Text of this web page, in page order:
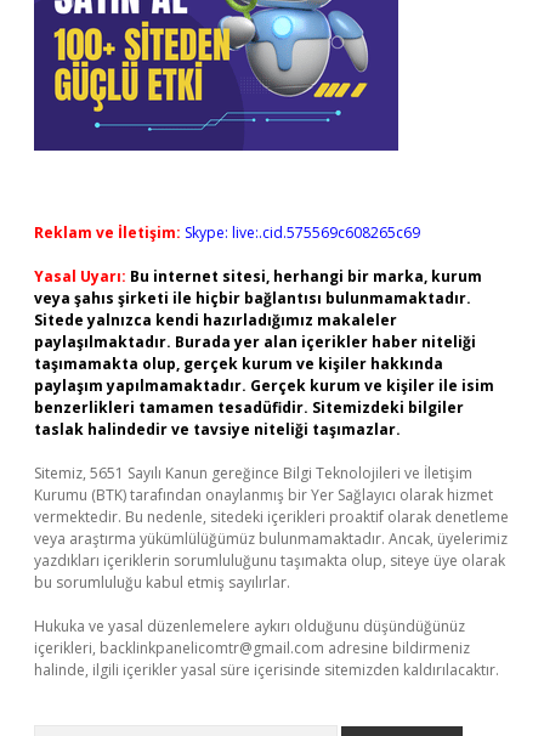
Reklam ve İletişim: Skype: live:.cid.575569c608265c69
Yasal Uyarı: Bu internet sitesi, herhangi bir marka, kurum
veya şahıs şirketi ile hiçbir bağlantısı bulunmamaktadır.
Sitede yalnızca kendi hazırladığımız makaleler
paylaşılmaktadır. Burada yer alan içerikler haber niteliği
taşımamakta olup, gerçek kurum ve kişiler hakkında
paylaşım yapılmamaktadır. Gerçek kurum ve kişiler ile isim
benzerlikleri tamamen tesadüfidir. Sitemizdeki bilgiler
taslak halindedir ve tavsiye niteliği taşımazlar.
Sitemiz, 5651 Sayılı Kanun gereğince Bilgi Teknolojileri ve İletişim
Kurumu (BTK) tarafından onaylanmış bir Yer Sağlayıcı olarak hizmet
vermektedir. Bu nedenle, sitedeki içerikleri proaktif olarak denetleme
veya araştırma yükümlülüğümüz bulunmamaktadır. Ancak, üyelerimiz
yazdıkları içeriklerin sorumluluğunu taşımakta olup, siteye üye olarak
bu sorumluluğu kabul etmiş sayılırlar.
Hukuka ve yasal düzenlemelere aykırı olduğunu düşündüğünüz
içerikleri, backlinkpanelicomtr@gmail.com adresine bildirmeniz
halinde, ilgili içerikler yasal süre içerisinde sitemizden kaldırılacaktır.